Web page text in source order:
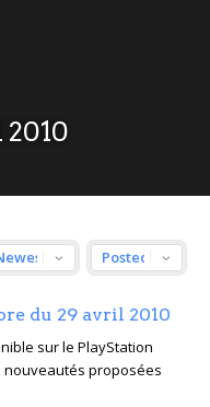
du 29 avril 2010
sur le PlayStation
nouveautés proposées